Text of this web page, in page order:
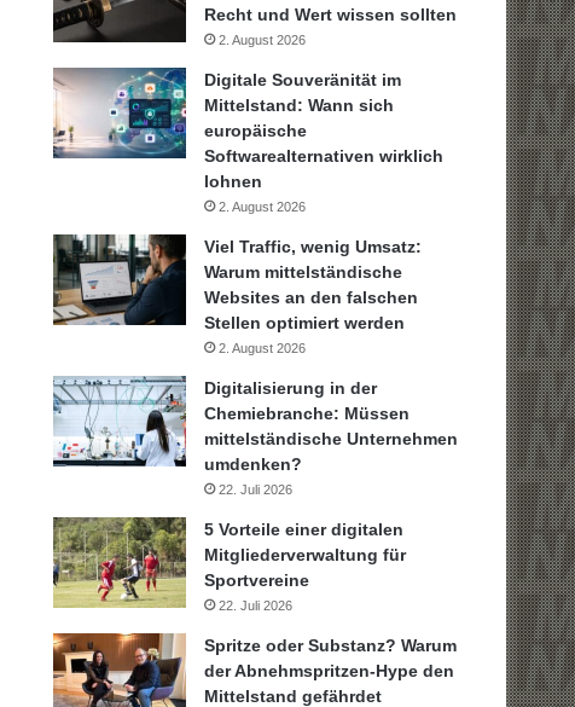
Recht und Wert wissen sollten
2. August 2026
Digitale Souveränität im
Mittelstand: Wann sich
europäische
Softwarealternativen wirklich
lohnen
2. August 2026
Viel Traffic, wenig Umsatz:
Warum mittelständische
Websites an den falschen
Stellen optimiert werden
2. August 2026
Digitalisierung in der
Chemiebranche: Müssen
mittelständische Unternehmen
umdenken?
22. Juli 2026
5 Vorteile einer digitalen
Mitgliederverwaltung für
Sportvereine
22. Juli 2026
Spritze oder Substanz? Warum
der Abnehmspritzen-Hype den
Mittelstand gefährdet